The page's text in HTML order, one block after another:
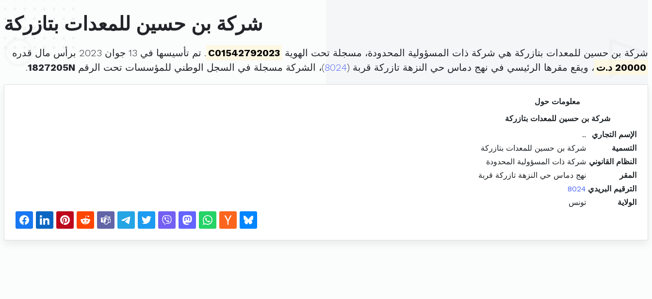
شركة بن حسين للمعدات بتازركة
شركة بن حسين للمعدات بتازركة هي شركة ذات المسؤولية المحدودة، مسجلة تحت الهوية C01542792023 . تم تأسيسها في 13 جوان 2023 برأس مال قدره
20000 د.ت
، ويقع مقرها الرئيسي في نهج دماس حي النزهة تازركة قربة (8024)، الشركة مسجلة في السجل الوطني للمؤسسات تحت الرقم 1827205N
.
معلومات حول
شركة بن حسين للمعدات بتازركة
الإسم التجاري
..
التسمية
شركة بن حسين للمعدات بتازركة
النظام القانوني شركة ذات المسؤولية المحدودة
المقر
نهج دماس حي النزهة تازركة قربة
الترقيم البريدي 8024
الولاية
تونس